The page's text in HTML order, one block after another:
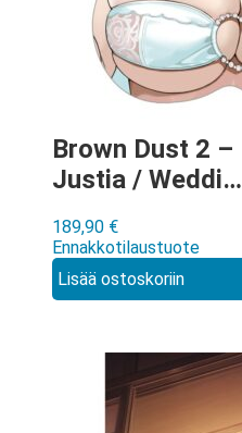
Brown Dust 2 –
Justia / Wedding
Large Oppai
Mouse Pad
hiirimatto
189,90 €
Ennakkotilaustuote
Lisää ostoskoriin